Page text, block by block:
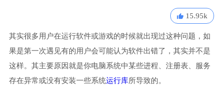
15.95k
其实很多用户在运行软件或游戏的时候就出现过这种问题，如
果是第一次遇见有的用户会可能认为软件出错了，其实并不是
这样。其主要原因就是你电脑系统中某些进程、注册表、服务
存在异常或没有安装一些系统运行库所导致的。